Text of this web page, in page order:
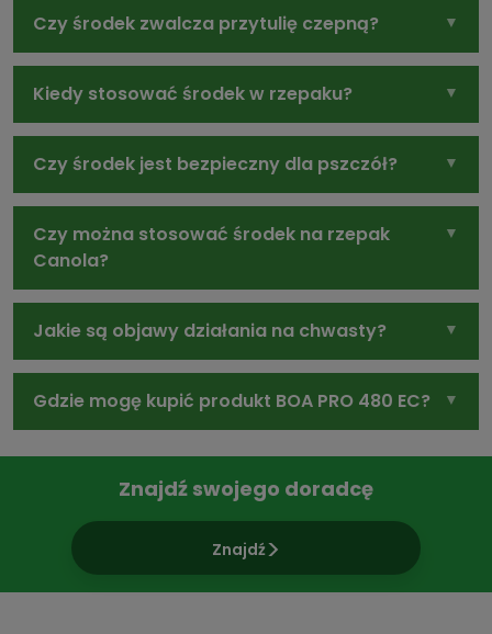
Czy środek zwalcza przytulię czepną?
Kiedy stosować środek w rzepaku?
Czy środek jest bezpieczny dla pszczół?
Czy można stosować środek na rzepak
Canola?
Jakie są objawy działania na chwasty?
Gdzie mogę kupić produkt BOA PRO 480 EC?
Znajdź swojego doradcę
Znajdź